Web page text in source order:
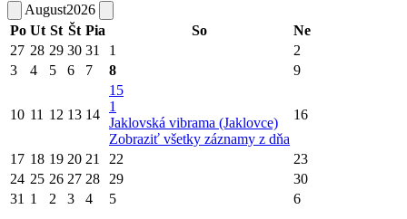
August2026
Po Ut St Št Pia So
Ne
27 28 29 30 31 1
2
3
4 5 6 7 8 9
10 11 12 13 14
15
1
Jaklovská vibrama (Jaklovce)
Zobraziť všetky záznamy z dňa
16
17 18 19 20 21 22
23
24 25 26 27 28 29
30
31 1 2 3 4 5 6